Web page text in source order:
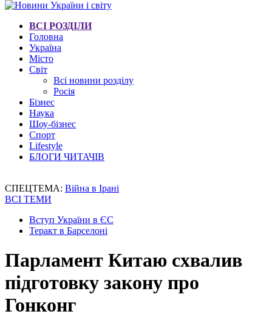
ВСІ РОЗДІЛИ
Головна
Україна
Місто
Світ
Всі новини розділу
Росія
Бізнес
Наука
Шоу-бізнес
Спорт
Lifestyle
БЛОГИ ЧИТАЧІВ
СПЕЦТЕМА: Війна в Ірані
ВСІ ТЕМИ
Вступ України в ЄС
Теракт в Барселоні
Парламент Китаю схвалив
підготовку закону про
Гонконг